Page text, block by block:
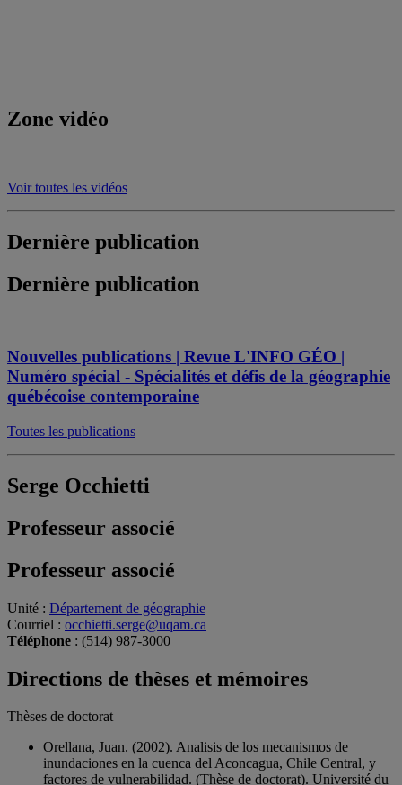
Zone vidéo
Voir toutes les vidéos
Dernière publication
Dernière publication
Nouvelles publications | Revue L'INFO GÉO |
Numéro spécial - Spécialités et défis de la géographie
québécoise contemporaine
Toutes les publications
Serge Occhietti
Professeur associé
Professeur associé
Unité : Département de géographie
Courriel : occhietti.serge@uqam.ca
Téléphone : (514) 987-3000
Directions de thèses et mémoires
Thèses de doctorat
Orellana, Juan. (2002). Analisis de los mecanismos de
inundaciones en la cuenca del Aconcagua, Chile Central, y
factores de vulnerabilidad. (Thèse de doctorat). Université du